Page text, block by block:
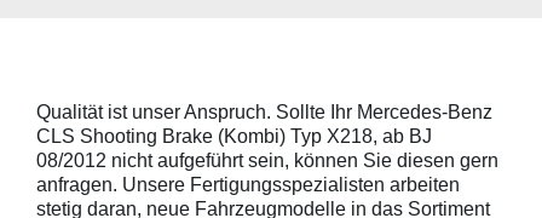
beigelegter Anleitung) benetzen,
diese danach auflegen und mittig
anstreichen - anschließend die
Lackschutzfolie mittels Fön
erwärmen und von der Mitte
Schutzpads
sollten die
Griffmulden
Aussenrändern
mindestens
Qualität ist unser Anspruch. Sollte Ihr Mercedes-Benz
CLS Shooting Brake (Kombi) Typ X218, ab BJ
08/2012 nicht aufgeführt sein, können Sie diesen gern
anfragen. Unsere Fertigungsspezialisten arbeiten
stetig daran, neue Fahrzeugmodelle in das Sortiment